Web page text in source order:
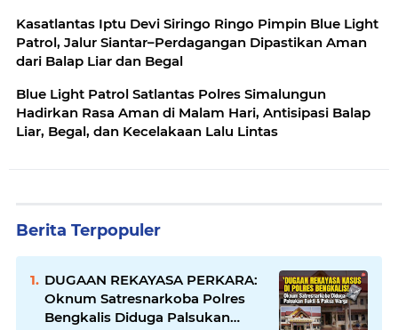
Kasatlantas Iptu Devi Siringo Ringo Pimpin Blue Light
Patrol, Jalur Siantar–Perdagangan Dipastikan Aman
dari Balap Liar dan Begal
Blue Light Patrol Satlantas Polres Simalungun
Hadirkan Rasa Aman di Malam Hari, Antisipasi Balap
Liar, Begal, dan Kecelakaan Lalu Lintas
Berita Terpopuler
DUGAAN REKAYASA PERKARA:
Oknum Satresnarkoba Polres
Bengkalis Diduga Palsukan